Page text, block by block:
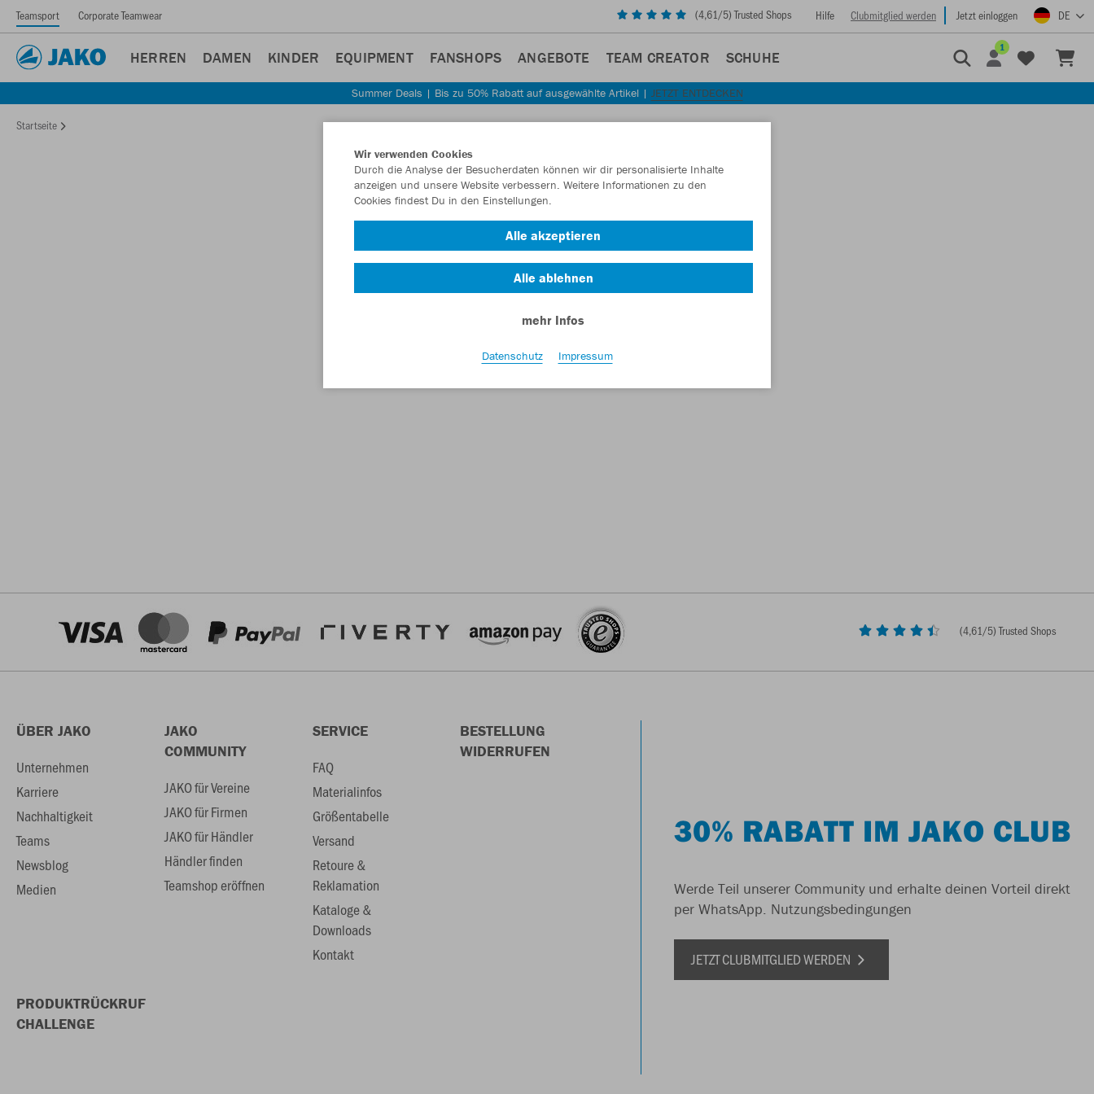
Teamsport Corporate Teamwear (4,61/5) Trusted Shops Hilfe Clubmitglied werden Jetzt einloggen DE
HERREN DAMEN KINDER EQUIPMENT FANSHOPS ANGEBOTE TEAM CREATOR SCHUHE
1
Summer Deals | Bis zu 50% Rabatt auf ausgewählte Artikel | JETZT ENTDECKEN
Startseite
(4,61/5) Trusted Shops
ÜBER JAKO
Unternehmen
Karriere
Nachhaltigkeit
Teams
Newsblog
Medien
JAKO
COMMUNITY
JAKO für Vereine
JAKO für Firmen
JAKO für Händler
Händler finden
Teamshop eröffnen
SERVICE
FAQ
Materialinfos
Größentabelle
Versand
Retoure &
Reklamation
Kataloge &
Downloads
Kontakt
BESTELLUNG
WIDERRUFEN
PRODUKTRÜCKRUF
CHALLENGE
30% RABATT IM JAKO CLUB
Werde Teil unserer Community und erhalte deinen Vorteil direkt
per WhatsApp. Nutzungsbedingungen
JETZT CLUBMITGLIED WERDEN
Wir verwenden Cookies
Durch die Analyse der Besucherdaten können wir dir personalisierte Inhalte
anzeigen und unsere Website verbessern. Weitere Informationen zu den
Cookies findest Du in den Einstellungen.
Alle akzeptieren
Alle ablehnen
mehr Infos
Datenschutz Impressum